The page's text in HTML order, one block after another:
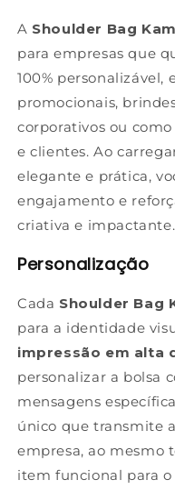
A Shoulder Bag
para empresas que
100% personalizável,
promocionais,
corporativos ou
e clientes. Ao
elegante e prática,
engajamento e
criativa e impactante.
Personalização
Cada Shoulder Bag
para a identidade
impressão em alta
personalizar a bolsa
mensagens
único que transmite
empresa, ao mesmo
item funcional para